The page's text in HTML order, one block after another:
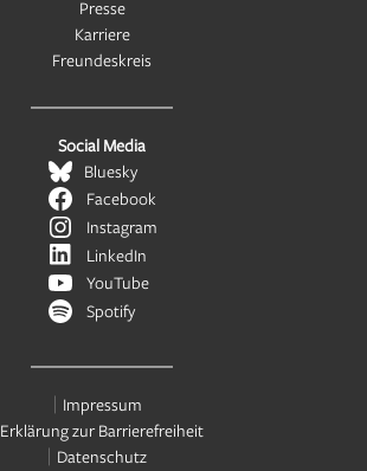
Presse
Karriere
Freundeskreis
Social Media
Bluesky
Facebook
Instagram
LinkedIn
YouTube
Spotify
Impressum
Erklärung zur Barrierefreiheit
Datenschutz